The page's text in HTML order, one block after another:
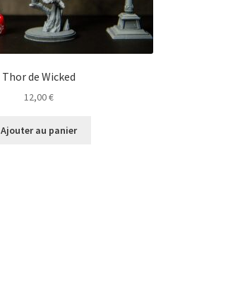
Thor de Wicked
12,00€
Ajouter au panier